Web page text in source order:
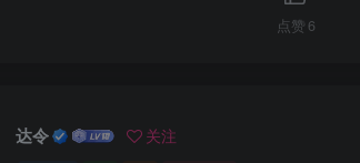
点赞 6
达令 关注